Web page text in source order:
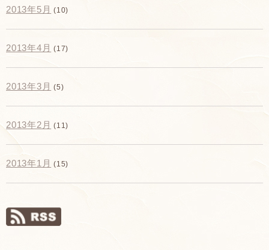
2013年5月 (10)
2013年4月 (17)
2013年3月 (5)
2013年2月 (11)
2013年1月 (15)